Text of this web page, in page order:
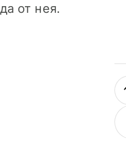
от нея.